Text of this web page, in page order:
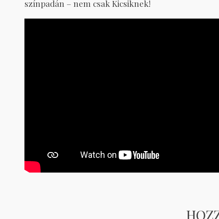
színpadán – nem csak Kicsiknek!